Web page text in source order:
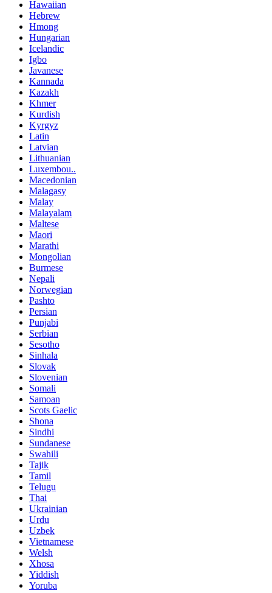
Hawaiian
Hebrew
Hmong
Hungarian
Icelandic
Igbo
Javanese
Kannada
Kazakh
Khmer
Kurdish
Kyrgyz
Latin
Latvian
Lithuanian
Luxembou..
Macedonian
Malagasy
Malay
Malayalam
Maltese
Maori
Marathi
Mongolian
Burmese
Nepali
Norwegian
Pashto
Persian
Punjabi
Serbian
Sesotho
Sinhala
Slovak
Slovenian
Somali
Samoan
Scots Gaelic
Shona
Sindhi
Sundanese
Swahili
Tajik
Tamil
Telugu
Thai
Ukrainian
Urdu
Uzbek
Vietnamese
Welsh
Xhosa
Yiddish
Yoruba